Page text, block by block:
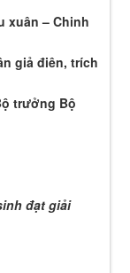
xuân – Chinh
giả điên, trích
trưởng Bộ
đạt giải